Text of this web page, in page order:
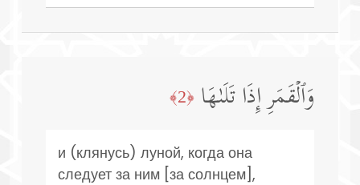
وَٱلۡقَمَرِ إِذَا تَلَىٰهَا ﴿2﴾
и (клянусь) луной, когда она
следует за ним [за солнцем],